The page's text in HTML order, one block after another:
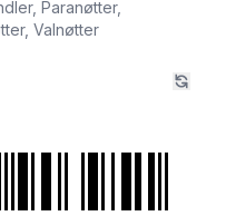
Paranøtter,
Valnøtter